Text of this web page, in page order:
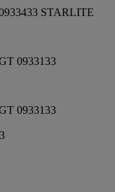
STARLITE
0933133
0933133